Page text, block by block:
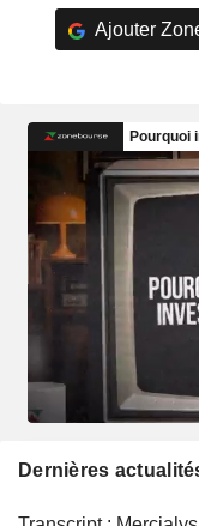
Ajouter
Dernières